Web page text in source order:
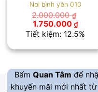
Nơi bình yên 010
2.000.000₫
Giá
gốc
là:
1.750.000 ₫Giá
hiện
tại
Tiết kiệm: 12.5%
Bấm Quan Tâm để
khuyến mãi mới nhất từ